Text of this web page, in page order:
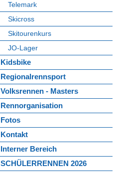
Telemark
Skicross
Skitourenkurs
JO-Lager
Kidsbike
Regionalrennsport
Volksrennen - Masters
Rennorganisation
Fotos
Kontakt
Interner Bereich
SCHÜLERRENNEN 2026